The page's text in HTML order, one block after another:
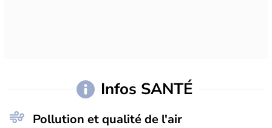
Infos SANTÉ
Pollution et qualité de l'air